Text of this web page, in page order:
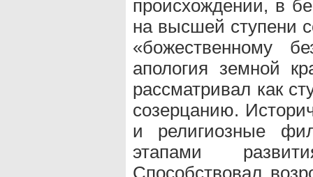
происхождении, в
на высшей ступени
«божественному
апология земной
рассматривал как
созерцанию.
и религиозные
этапами
Способствовал